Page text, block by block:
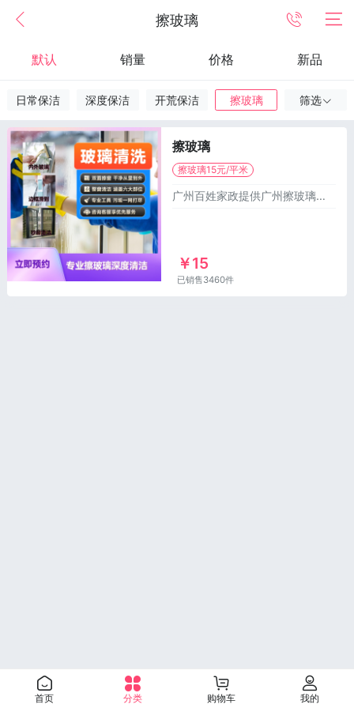
擦玻璃
默认 销量 价格 新品
日常保洁 深度保洁 开荒保洁 擦玻璃 筛选
擦玻璃
擦玻璃15元/平米
广州百姓家政提供广州擦玻璃服务、专业擦玻璃、高层擦玻璃、家庭擦玻璃、办公楼擦玻璃、商场擦玻璃、擦玻璃上门服务等广州擦玻璃服务！
￥15
已销售3460件
首页 分类 购物车 我的